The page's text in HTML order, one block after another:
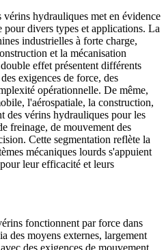
hydrauliques met en évidence
pour divers types et applications. La
industrielles à forte charge,
et la mécanisation
effet présentent différents
exigences de force, des
opérationnelle. De même,
l'aérospatiale, la construction,
des vérins hydrauliques pour les
freinage, de mouvement des
Cette segmentation reflète la
mécaniques lourds s'appuient
leur efficacité et leurs
fonctionnent par force dans
des moyens externes, largement